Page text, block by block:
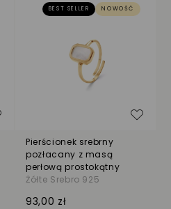
Dodaj do listy życzeń
BEST SELLER NOWOŚĆ
Pierścionek srebrny
pozłacany z masą
perłową prostokątny
Żółte Srebro 925
93,00 zł